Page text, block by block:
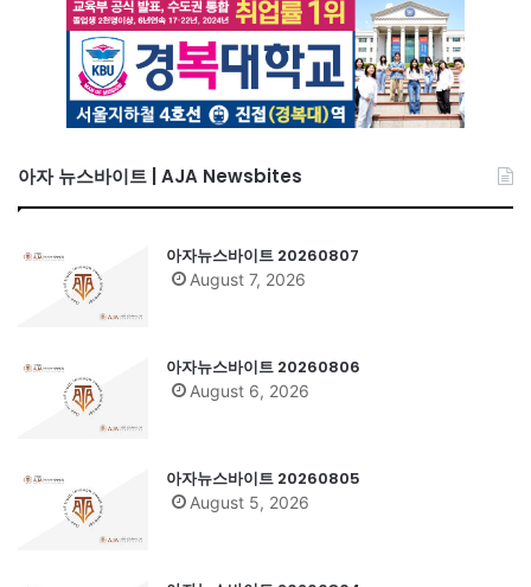
아자 뉴스바이트 | AJA Newsbites
아자뉴스바이트 20260807
August 7, 2026
아자뉴스바이트 20260806
August 6, 2026
아자뉴스바이트 20260805
August 5, 2026